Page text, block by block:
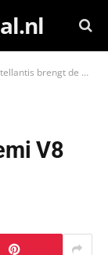
brengt de Hemi V8 terug!
V8